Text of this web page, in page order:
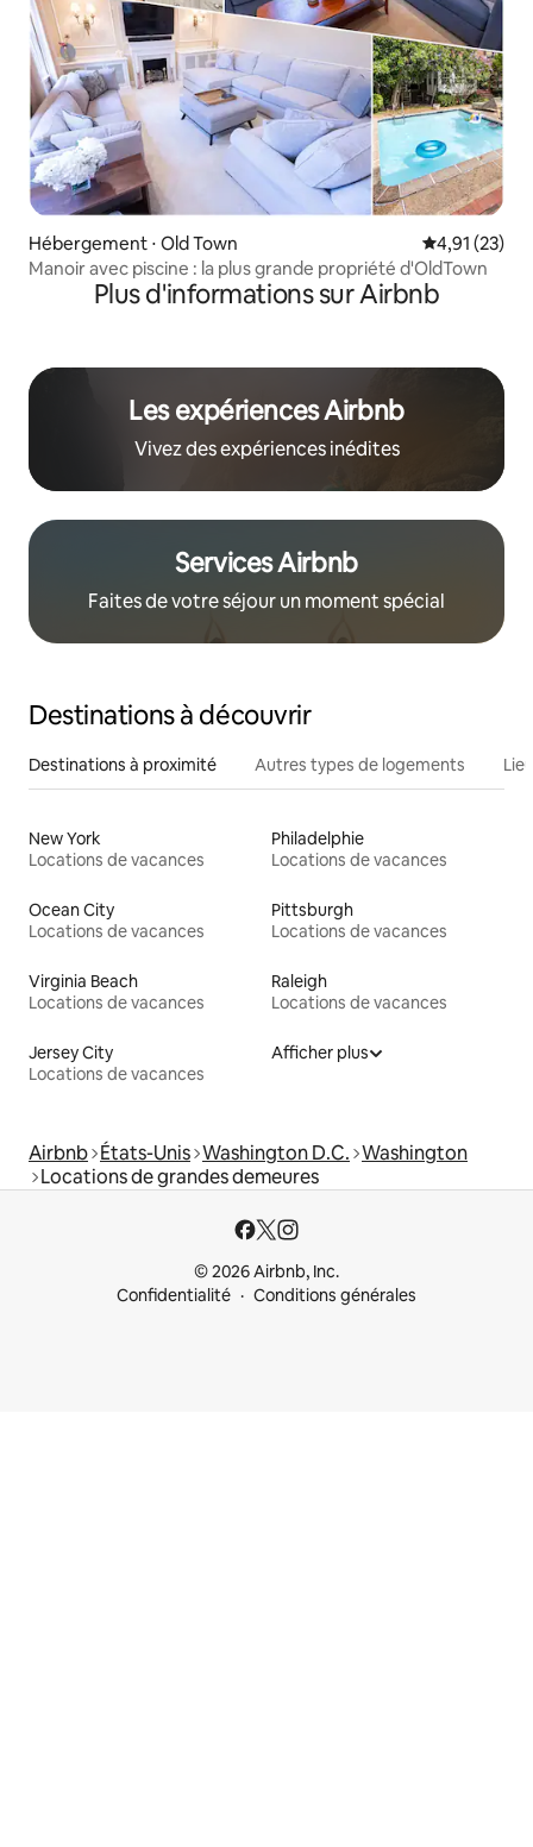
Hébergement ⋅ Old Town Évaluation
4,91 (23)
Manoir avec piscine : la plus grande propriété d'OldTown
Plus d'informations sur Airbnb
Les expériences Airbnb
Vivez des expériences inédites
Services Airbnb
Faites de votre séjour un moment spécial
Destinations à découvrir
Destinations à proximité Autres types de logements
New York
Locations de vacances
Philadelphie
Locations de vacances
Ocean City
Locations de vacances
Pittsburgh
Locations de vacances
Virginia Beach
Locations de vacances
Raleigh
Locations de vacances
Jersey City
Locations de vacances
Afficher plus
Airbnb États-Unis Washington D.C. Washington
Locations de grandes demeures
© 2026 Airbnb, Inc.
Confidentialité
Conditions générales